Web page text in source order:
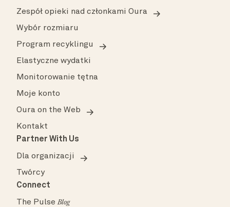
Zespół opieki nad członkami Oura
Wybór rozmiaru
Program recyklingu
Elastyczne wydatki
Monitorowanie tętna
Moje konto
Oura on the Web
Kontakt
Partner With Us
Dla organizacji
Twórcy
Connect
The PulseBlog